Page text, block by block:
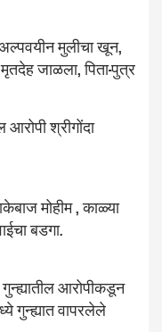
अल्पवयीन मुलीचा खून,
जाळला, पिता-पुत्र
श्रीगोंदा
मोहीम , काळ्या
बडगा.
गुन्ह्यातील आरोपीकडून
गुन्ह्यात वापरलेले